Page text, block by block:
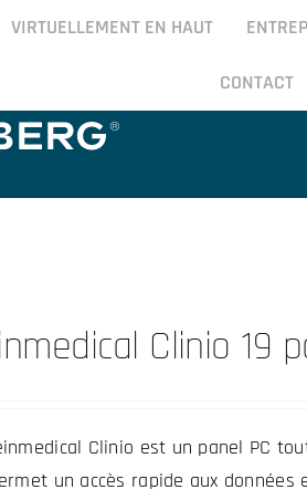
VIRTUELLEMENT EN HAUT
CONTACT
Clinio 19
Clinio est un panel PC
un accès rapide aux